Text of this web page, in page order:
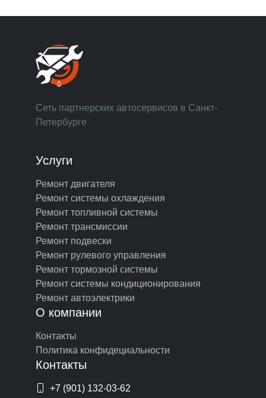
Сеть партнерских автосервисов в Санкт-
Петербурге
Услуги
Ремонт двигателя
Ремонт системы охлаждения
Ремонт топливной системы
Ремонт трансмиссии
Ремонт подвески
Ремонт рулевого управления
Ремонт тормозной системы
Ремонт системы кондиционирования
Ремонт автоэлектрики
О компании
Контакты
Политика конфидециальности
Контакты
+7 (901) 132-03-62